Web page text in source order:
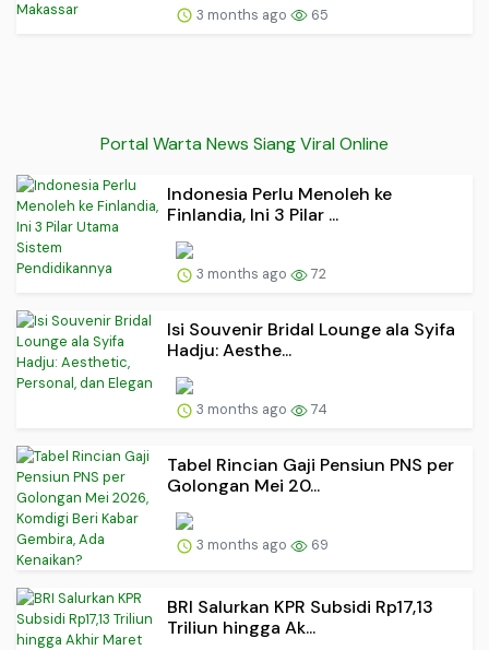
3 months ago 65
Portal Warta News Siang Viral Online
Indonesia Perlu Menoleh ke
Finlandia, Ini 3 Pilar ...
3 months ago 72
Isi Souvenir Bridal Lounge ala Syifa
Hadju: Aesthe...
3 months ago 74
Tabel Rincian Gaji Pensiun PNS per
Golongan Mei 20...
3 months ago 69
BRI Salurkan KPR Subsidi Rp17,13
Triliun hingga Ak...